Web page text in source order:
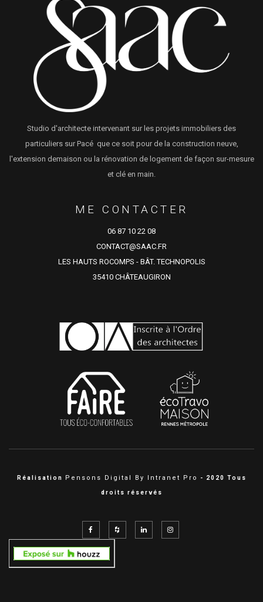
Studio d'architecte intervenant sur les projets immobiliers des
particuliers sur Pacé que ce soit pour de la construction neuve,
l'extension demaison ou la rénovation de logement de façon sur-mesure
et clé en main.
ME CONTACTER
06 87 10 22 08
CONTACT@SAAC.FR
LES HAUTS ROCOMPS - BÂT. TECHNOPOLIS
35410 CHÂTEAUGIRON
Réalisation Pensons Digital By Intranet Pro - 2020 Tous
droits réservés